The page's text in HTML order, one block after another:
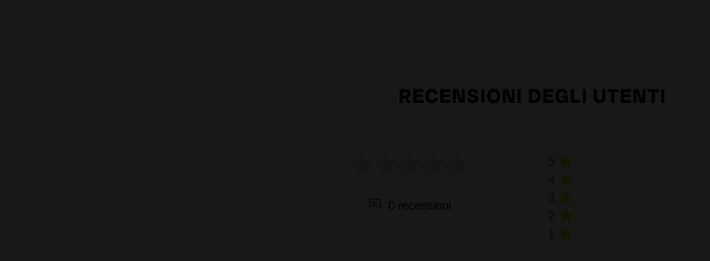
RECENSIONI DEGLI UTENTI
0 recensioni